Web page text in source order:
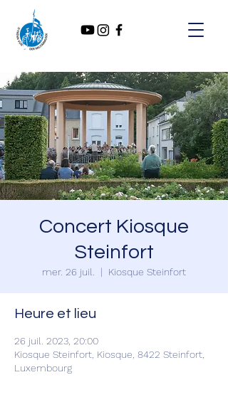
Concert Kiosque
Steinfort
mer. 26 juil.
  |
Kiosque Steinfort
Heure et lieu
26 juil. 2023, 20:00
Kiosque Steinfort, Kiosque, 8422 Steinfort,
Luxembourg